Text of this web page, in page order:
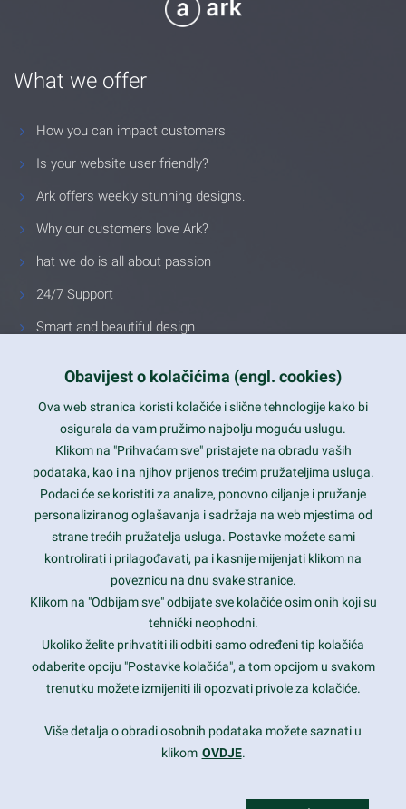
What we offer
How you can impact customers
Is your website user friendly?
Ark offers weekly stunning designs.
Why our customers love Ark?
hat we do is all about passion
24/7 Support
Smart and beautiful design
Latest trends and much more...
Contact Info
1600 Amphitheatre Parkway, Mountain View, CA 94043
prothemes.net@gmail.com
Daily: 9:00 am - 6:00 pm
Sunday: Closed
Copyright 2017FRESHFACE© All Rights Reserved
Obavijest o kolačićima (engl. cookies)
Ova web stranica koristi kolačiće i slične tehnologije kako bi
osigurala da vam pružimo najbolju moguću uslugu.
Klikom na "Prihvaćam sve" pristajete na obradu vaših
podataka, kao i na njihov prijenos trećim pružateljima usluga.
Podaci će se koristiti za analize, ponovno ciljanje i pružanje
personaliziranog oglašavanja i sadržaja na web mjestima od
strane trećih pružatelja usluga. Postavke možete sami
kontrolirati i prilagođavati, pa i kasnije mijenjati klikom na
poveznicu na dnu svake stranice.
Klikom na "Odbijam sve" odbijate sve kolačiće osim onih koji su
tehnički neophodni.
Ukoliko želite prihvatiti ili odbiti samo određeni tip kolačića
odaberite opciju "Postavke kolačića", a tom opcijom u svakom
trenutku možete izmijeniti ili opozvati privole za kolačiće.
Više detalja o obradi osobnih podataka možete saznati u
klikom OVDJE.